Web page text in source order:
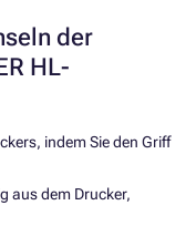
der
HL-
indem Sie den Griff
aus dem Drucker,